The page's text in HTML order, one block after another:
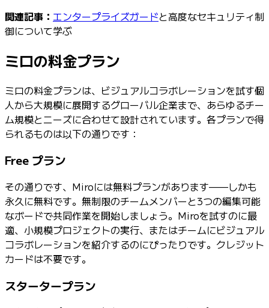
関連記事： エンタープライズガードと高度なセキュリティ制
御について学ぶ
ミロの料金プラン
ミロの料金プランは、ビジュアルコラボレーションを試す個
人から大規模に展開するグローバル企業まで、あらゆるチー
ム規模とニーズに合わせて設計されています。各プランで得
られるものは以下の通りです：
Free プラン
その通りです、Miroには無料プランがあります——しかも
永久に無料です。無制限のチームメンバーと3つの編集可能
なボードで共同作業を開始しましょう。Miroを試すのに最
適、小規模プロジェクトの実行、またはチームにビジュアル
コラボレーションを紹介するのにぴったりです。クレジット
カードは不要です。
スタータープラン